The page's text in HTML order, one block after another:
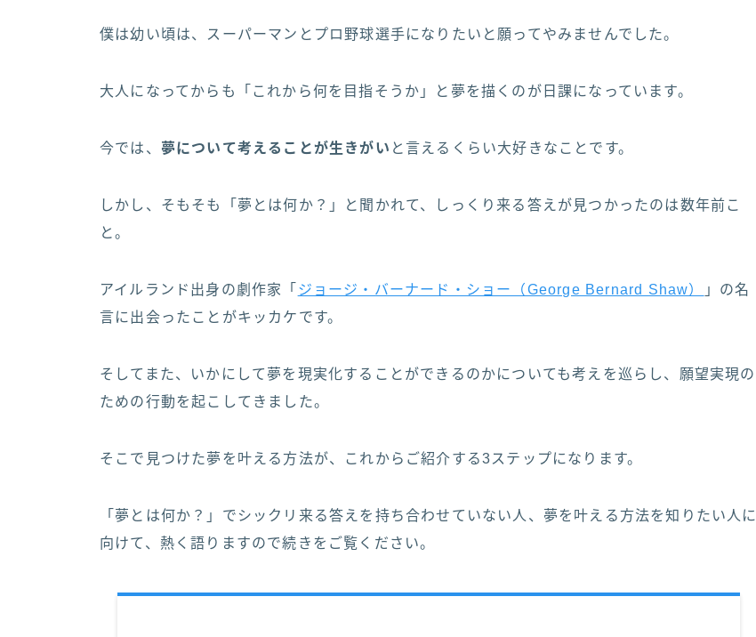
僕は幼い頃は、スーパーマンとプロ野球選手になりたいと願ってやみませんでした。
大人になってからも「これから何を目指そうか」と夢を描くのが日課になっています。
今では、 夢について考えることが生きがい と言えるくらい大好きなことです。
しかし、そもそも「夢とは何か？」と聞かれて、しっくり来る答えが見つかったのは数年前こ
と。
アイルランド出身の劇作家「 ジョージ・バーナード・ショー（George Bernard Shaw）
」の名
言に出会ったことがキッカケです。
そしてまた、いかにして夢を現実化することができるのかについても考えを巡らし、願望実現の
ための行動を起こしてきました。
そこで見つけた夢を叶える方法が、これからご紹介する3ステップになります。
「夢とは何か？」でシックリ来る答えを持ち合わせていない人、夢を叶える方法を知りたい人に
向けて、熱く語りますので続きをご覧ください。